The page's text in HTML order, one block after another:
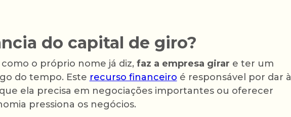
do capital de giro?
o próprio nome já diz, faz a empresa girar e ter um
do tempo. Este recurso financeiro é responsável por dar à
ela precisa em negociações importantes ou oferecer
pressiona os negócios.